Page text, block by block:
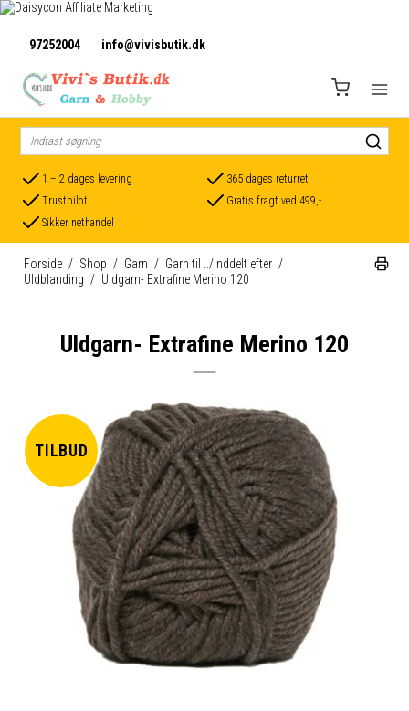
97252004 info@vivisbutik.dk
1 – 2 dages levering
365 dages returret
Trustpilot
Gratis fragt ved 499,-
Sikker nethandel
Forside / Shop / Garn / Garn til ../inddelt efter /
Uldblanding / Uldgarn- Extrafine Merino 120
Uldgarn- Extrafine Merino 120
TILBUD